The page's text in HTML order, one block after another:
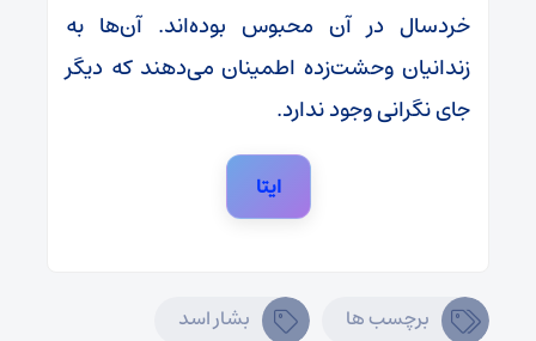
خردسال در آن محبوس بوده‌اند. آن‌ها به
زندانیان وحشت‌زده اطمینان می‌دهند که دیگر
جای نگرانی وجود ندارد.
ایتا
برچسب ها بشار اسد